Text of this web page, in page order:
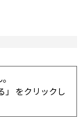
」 をクリックし